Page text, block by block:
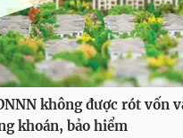
không được rót vốn
khoán, bảo hiểm